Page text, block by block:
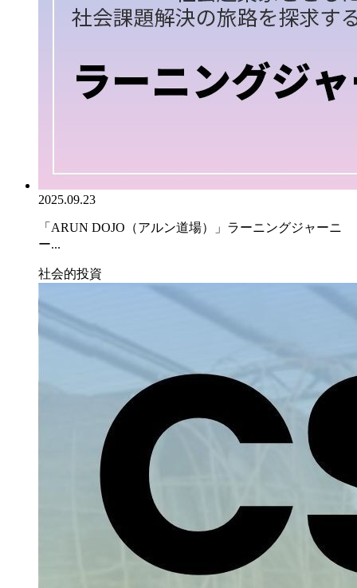
2025.09.23
「ARUN DOJO（アルン道場）」ラーニングジャーニ
ー...
社会的投資